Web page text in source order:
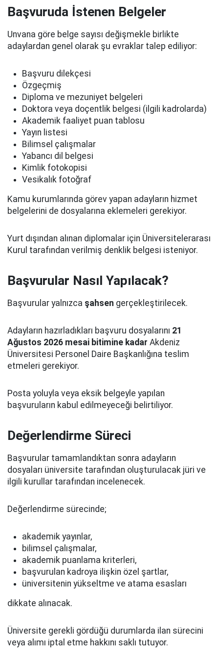
Başvuruda İstenen Belgeler
Unvana göre belge sayısı değişmekle birlikte
adaylardan genel olarak şu evraklar talep ediliyor:
Başvuru dilekçesi
Özgeçmiş
Diploma ve mezuniyet belgeleri
Doktora veya doçentlik belgesi (ilgili kadrolarda)
Akademik faaliyet puan tablosu
Yayın listesi
Bilimsel çalışmalar
Yabancı dil belgesi
Kimlik fotokopisi
Vesikalık fotoğraf
Kamu kurumlarında görev yapan adayların hizmet
belgelerini de dosyalarına eklemeleri gerekiyor.
Yurt dışından alınan diplomalar için Üniversitelerarası
Kurul tarafından verilmiş denklik belgesi isteniyor.
Başvurular Nasıl Yapılacak?
Başvurular yalnızca şahsen gerçekleştirilecek.
Adayların hazırladıkları başvuru dosyalarını 21
Ağustos 2026 mesai bitimine kadar Akdeniz
Üniversitesi Personel Daire Başkanlığına teslim
etmeleri gerekiyor.
Posta yoluyla veya eksik belgeyle yapılan
başvuruların kabul edilmeyeceği belirtiliyor.
Değerlendirme Süreci
Başvurular tamamlandıktan sonra adayların
dosyaları üniversite tarafından oluşturulacak jüri ve
ilgili kurullar tarafından incelenecek.
Değerlendirme sürecinde;
akademik yayınlar,
bilimsel çalışmalar,
akademik puanlama kriterleri,
başvurulan kadroya ilişkin özel şartlar,
üniversitenin yükseltme ve atama esasları
dikkate alınacak.
Üniversite gerekli gördüğü durumlarda ilan sürecini
veya alımı iptal etme hakkını saklı tutuyor.